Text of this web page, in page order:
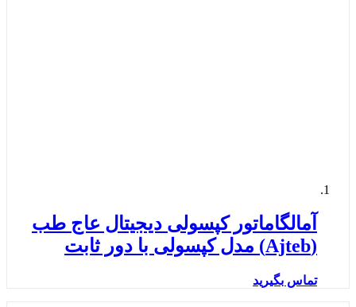
آمالگاماتور کپسولی دیجیتال عاج طب
(Ajteb) مدل کپسولی با دور ثابت
تماس بگیرید